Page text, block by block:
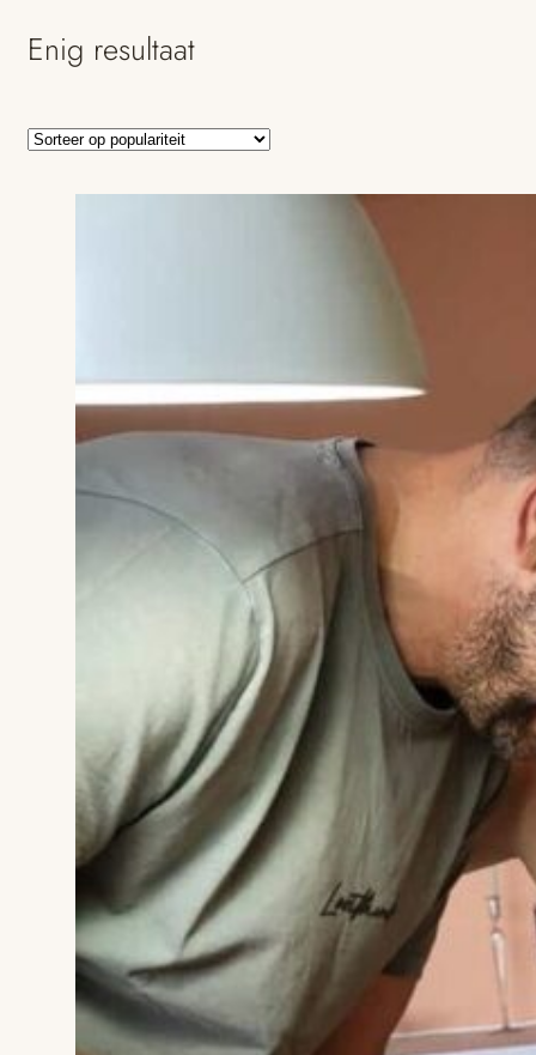
Enig resultaat